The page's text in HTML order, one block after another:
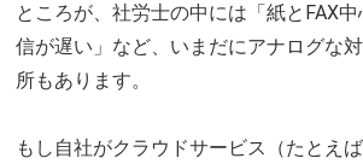
ところが、社労士の中には「紙とFAX
信が遅い」など、いまだにアナログな
所もあります。
もし自社がクラウドサービス（たとえ